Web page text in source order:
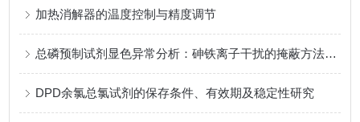
加热消解器的温度控制与精度调节
总磷预制试剂显色异常分析：砷铁离子干扰的掩蔽方法与质控样验证
DPD余氯总氯试剂的保存条件、有效期及稳定性研究